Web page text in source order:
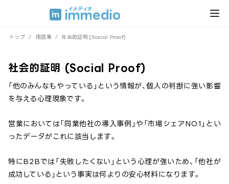
トップ / 用語集 / 社会的証明 (Social Proof)
社会的証明 (Social Proof)
「他のみんなもやっている」という情報が、個人の判断に強い影響
を与える心理現象です。
営業においては「同業他社の導入事例」や「市場シェアNO.1」とい
ったデータがこれに該当します。
特にB2Bでは「失敗したくない」という心理が強いため、「他社が
成功している」という事実は何よりの安心材料になります。